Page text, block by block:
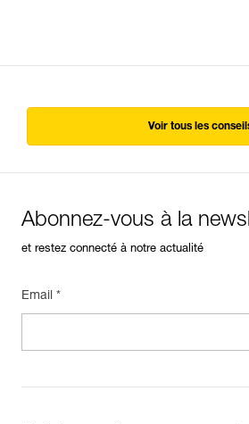
Voir tous les
Abonnez-vous à la
et restez connecté à notre actualité
Email *